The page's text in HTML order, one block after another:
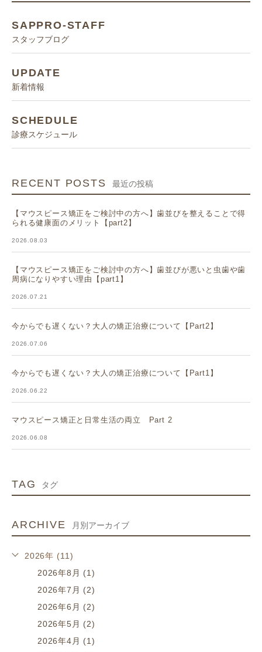
SAPPRO-STAFF
スタッフブログ
UPDATE
新着情報
SCHEDULE
診療スケジュール
RECENT POSTS 最近の投稿
【マウスピース矯正をご検討中の方へ】歯並びを整えることで得
られる健康面のメリット【part2】
2026.08.03
【マウスピース矯正をご検討中の方へ】歯並びが悪いと虫歯や歯
周病になりやすい理由【part1】
2026.07.21
今からでも遅くない？大人の矯正治療について【Part2】
2026.07.06
今からでも遅くない？大人の矯正治療について【Part1】
2026.06.22
マウスピース矯正と日常生活の両立 Part 2
2026.06.08
TAG タグ
ARCHIVE 月別アーカイブ
2026年 (11)
2026年8月 (1)
2026年7月 (2)
2026年6月 (2)
2026年5月 (2)
2026年4月 (1)